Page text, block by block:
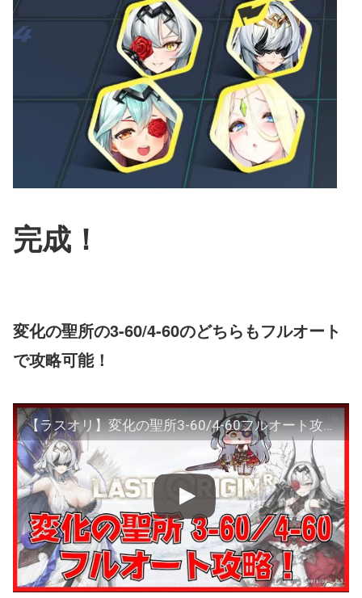
完成！
変化の聖所の3-60/4-60のどちらもフルオート
で攻略可能！
【ラスオリ】変化の聖所3-60/4-60フルオート攻略 NORMAL 真祖編成【ガチ編成】ブラインドプリンセス/サイクロプスプリンセス/LRL/マイティR/セレスティア